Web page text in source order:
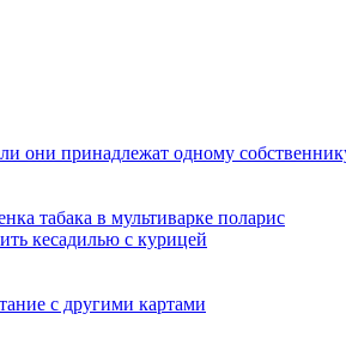
они принадлежат одному
табака в мультиварке поларис
кесадилью с курицей
с другими картами